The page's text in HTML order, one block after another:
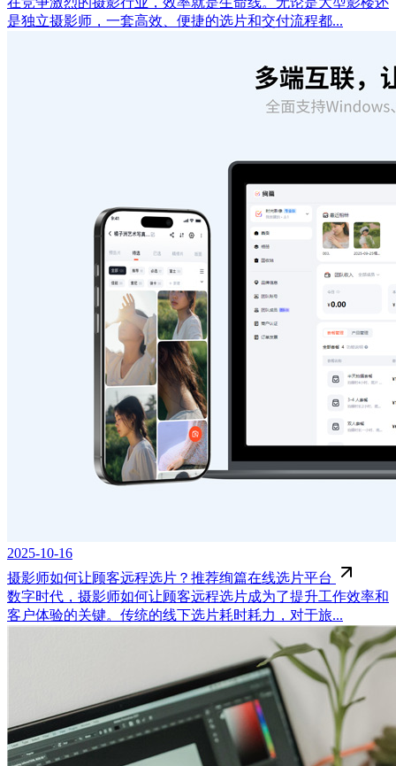
是独立摄影师，一套高效、便捷的选片和交付流程都...
2025-10-16
摄影师如何让顾客远程选片？推荐绚篇在线选片平台
数字时代，摄影师如何让顾客远程选片成为了提升工作效率和
客户体验的关键。传统的线下选片耗时耗力，对于旅...